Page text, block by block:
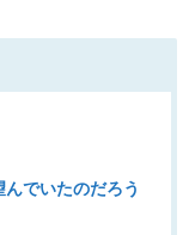
でいたのだろう